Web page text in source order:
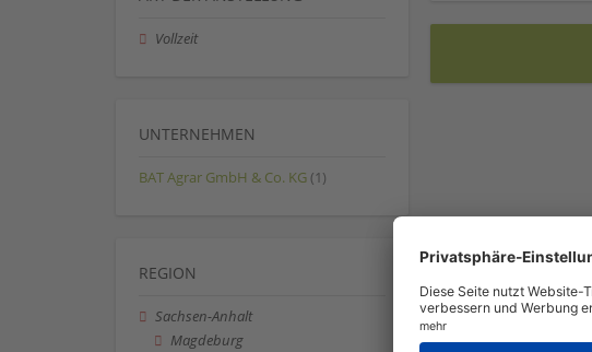
Vollzeit
UNTERNEHMEN
BAT Agrar GmbH & Co. KG (1)
REGION
Sachsen-Anhalt
Magdeburg